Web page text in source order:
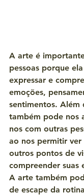
A arte é
pessoas porque
expressar e
emoções,
sentimentos. Além
também pode nos
nos com outras
ao nos permitir
outros pontos de
compreender suas
A arte também
de escape da